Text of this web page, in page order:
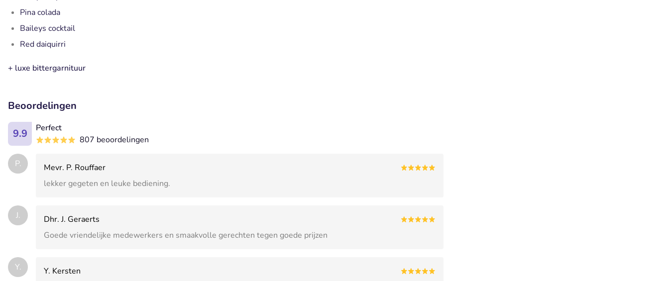
Pina colada
Baileys cocktail
Red daiquirri
+ luxe bittergarnituur
Beoordelingen
9.9
Perfect
807 beoordelingen
P.
Mevr. P. Rouffaer
lekker gegeten en leuke bediening.
J.
Dhr. J. Geraerts
Goede vriendelijke medewerkers en smaakvolle gerechten tegen goede prijzen
Y. Y. Kersten